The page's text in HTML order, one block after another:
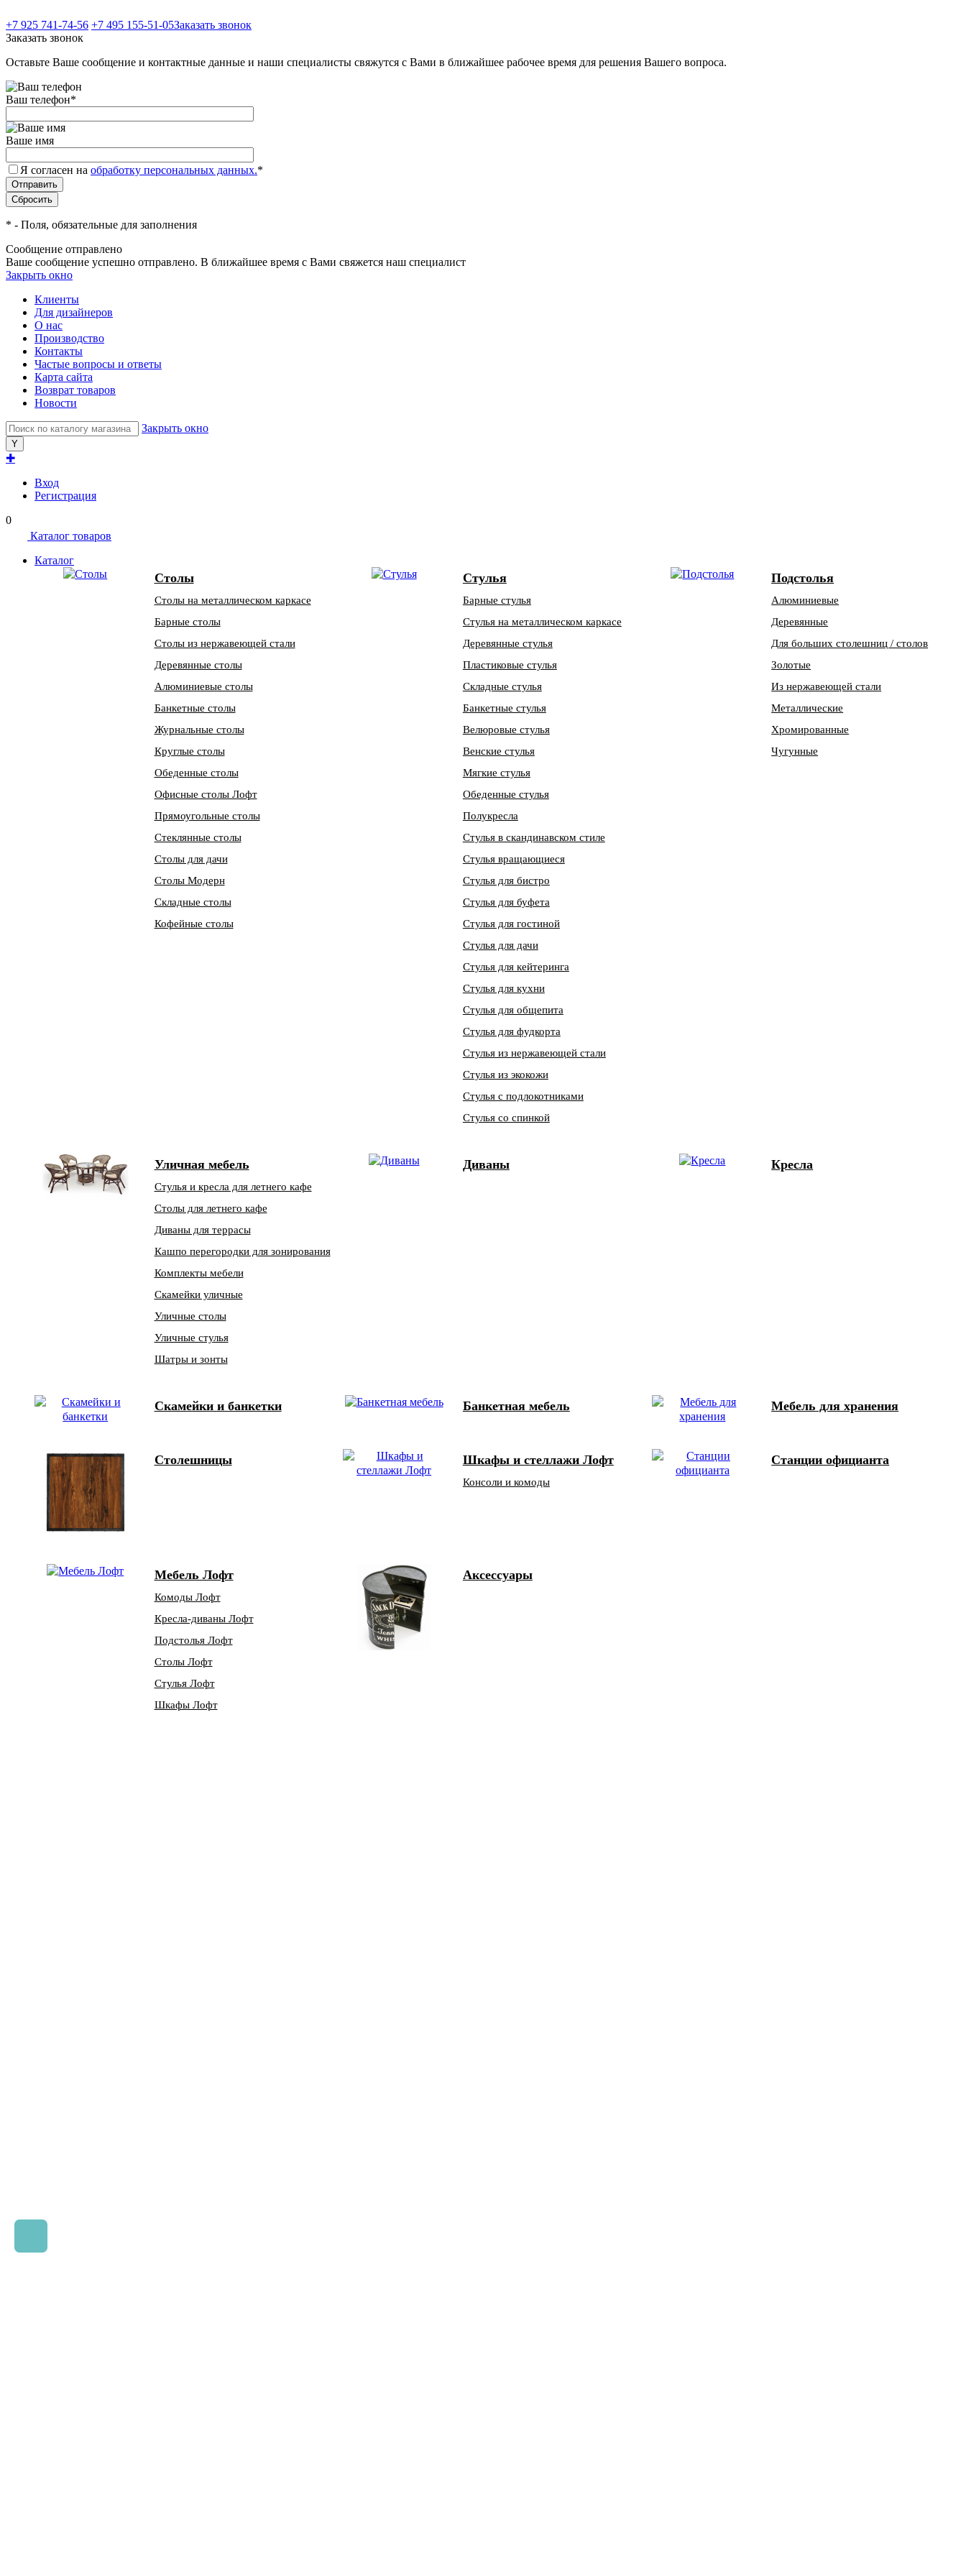
+7 925 741-74-56 +7 495 155-51-05Заказать звонок
Заказать звонок
Оставьте Ваше сообщение и контактные данные и наши специалисты свяжутся с Вами в ближайшее рабочее время для решения Вашего вопроса.
Ваш телефон*
Ваше имя
Я согласен на обработку персональных данных.*
* - Поля, обязательные для заполнения
Сообщение отправлено
Ваше сообщение успешно отправлено. В ближайшее время с Вами свяжется наш специалист
Закрыть окно
Клиенты
Для дизайнеров
О нас
Производство
Контакты
Частые вопросы и ответы
Карта сайта
Возврат товаров
Новости
Закрыть окно
✚
Вход
Регистрация
0
Каталог товаров
Каталог
Столы
Столы на металлическом каркасе
Барные столы
Столы из нержавеющей стали
Деревянные столы
Алюминиевые столы
Банкетные столы
Журнальные столы
Круглые столы
Обеденные столы
Офисные столы Лофт
Прямоугольные столы
Стеклянные столы
Столы для дачи
Столы Модерн
Складные столы
Кофейные столы
Стулья
Барные стулья
Стулья на металлическом каркасе
Деревянные стулья
Пластиковые стулья
Складные стулья
Банкетные стулья
Велюровые стулья
Венские стулья
Мягкие стулья
Обеденные стулья
Полукресла
Стулья в скандинавском стиле
Стулья вращающиеся
Стулья для бистро
Стулья для буфета
Стулья для гостиной
Стулья для дачи
Стулья для кейтеринга
Стулья для кухни
Стулья для общепита
Стулья для фудкорта
Стулья из нержавеющей стали
Стулья из экокожи
Стулья с подлокотниками
Стулья со спинкой
Подстолья
Алюминиевые
Деревянные
Для больших столешниц / столов
Золотые
Из нержавеющей стали
Металлические
Хромированные
Чугунные
Уличная мебель
Стулья и кресла для летнего кафе
Столы для летнего кафе
Диваны для террасы
Кашпо перегородки для зонирования
Комплекты мебели
Скамейки уличные
Уличные столы
Уличные стулья
Шатры и зонты
Диваны Кресла
Скамейки и банкетки Банкетная мебель Мебель для хранения
Столешницы Шкафы и стеллажи Лофт
Консоли и комоды
Станции официанта
Мебель Лофт
Комоды Лофт
Кресла-диваны Лофт
Подстолья Лофт
Столы Лофт
Стулья Лофт
Шкафы Лофт
Аксессуары